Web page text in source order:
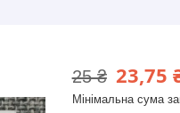
25 ₴ 23,75
Мінімальна сума